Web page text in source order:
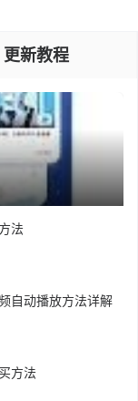
更新教程
法
自动播放方法详解
方法